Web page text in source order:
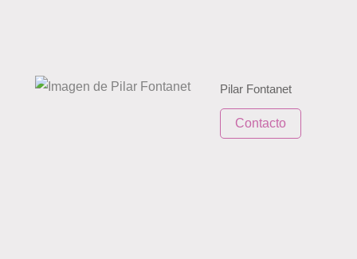
Pilar Fontanet
Contacto